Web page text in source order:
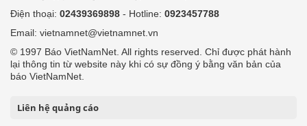
Điện thoại: 02439369898 - Hotline: 0923457788
Email: vietnamnet@vietnamnet.vn
© 1997 Báo VietNamNet. All rights reserved. Chỉ được phát hành
lại thông tin từ website này khi có sự đồng ý bằng văn bản của
báo VietNamNet.
Liên hệ quảng cáo